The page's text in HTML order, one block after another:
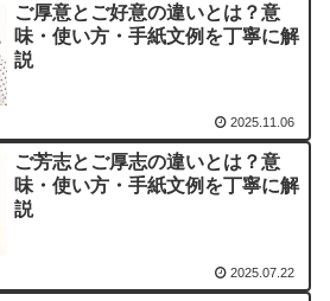
ご厚意とご好意の違いとは？意
味・使い方・手紙文例を丁寧に解
説
2025.11.06
ご芳志とご厚志の違いとは？意
味・使い方・手紙文例を丁寧に解
説
2025.07.22